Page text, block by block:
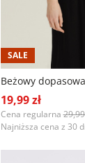
SALE
Beżowy
19,99 zł
Cena regularna29,99
Najniższa cena z 30